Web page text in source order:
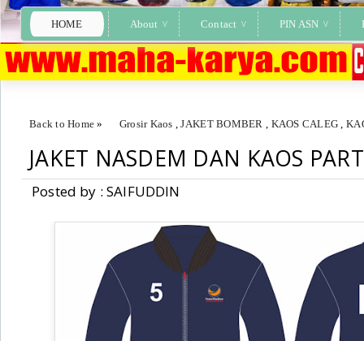
HOME About Contact PIN ASN
Back to Home » Grosir Kaos ,JAKET BOMBER , KAOS CALEG ,
JAKET NASDEM DAN KAOS PARTAI NASDEM BALI
JAKET NASDEM DAN KAOS
Posted by : SAIFUDDIN